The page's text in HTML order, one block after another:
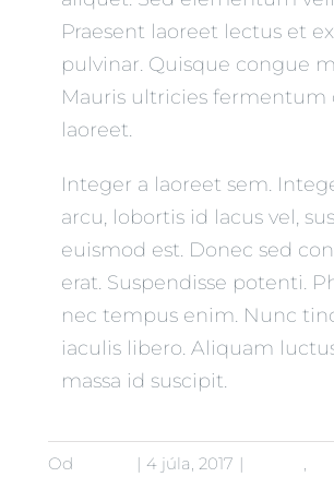
Praesent laoreet lectus et
pulvinar. Quisque congue
Mauris ultricies fermentum
laoreet.
Integer a laoreet sem.
arcu, lobortis id lacus vel,
euismod est. Donec sed
erat. Suspendisse potenti.
nec tempus enim. Nunc
iaculis libero. Aliquam
massa id suscipit.
Od | 4 júla, 2017 | ,